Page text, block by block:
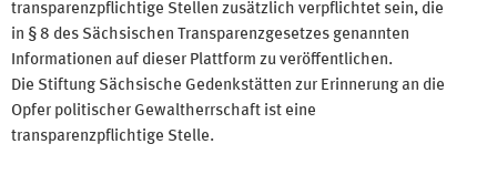
transparenzpflichtige Stellen zusätzlich verpflichtet sein, die
in § 8 des Sächsischen Transparenzgesetzes genannten
Informationen auf dieser Plattform zu veröffentlichen.
Die Stiftung Sächsische Gedenkstätten zur Erinnerung an die
Opfer politischer Gewaltherrschaft ist eine
transparenzpflichtige Stelle.